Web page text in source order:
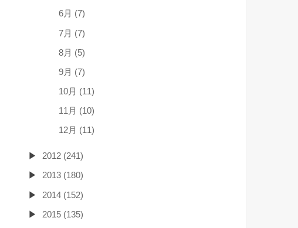
6月 (7)
7月 (7)
8月 (5)
9月 (7)
10月 (11)
11月 (10)
12月 (11)
2012 (241)
2013 (180)
2014 (152)
2015 (135)